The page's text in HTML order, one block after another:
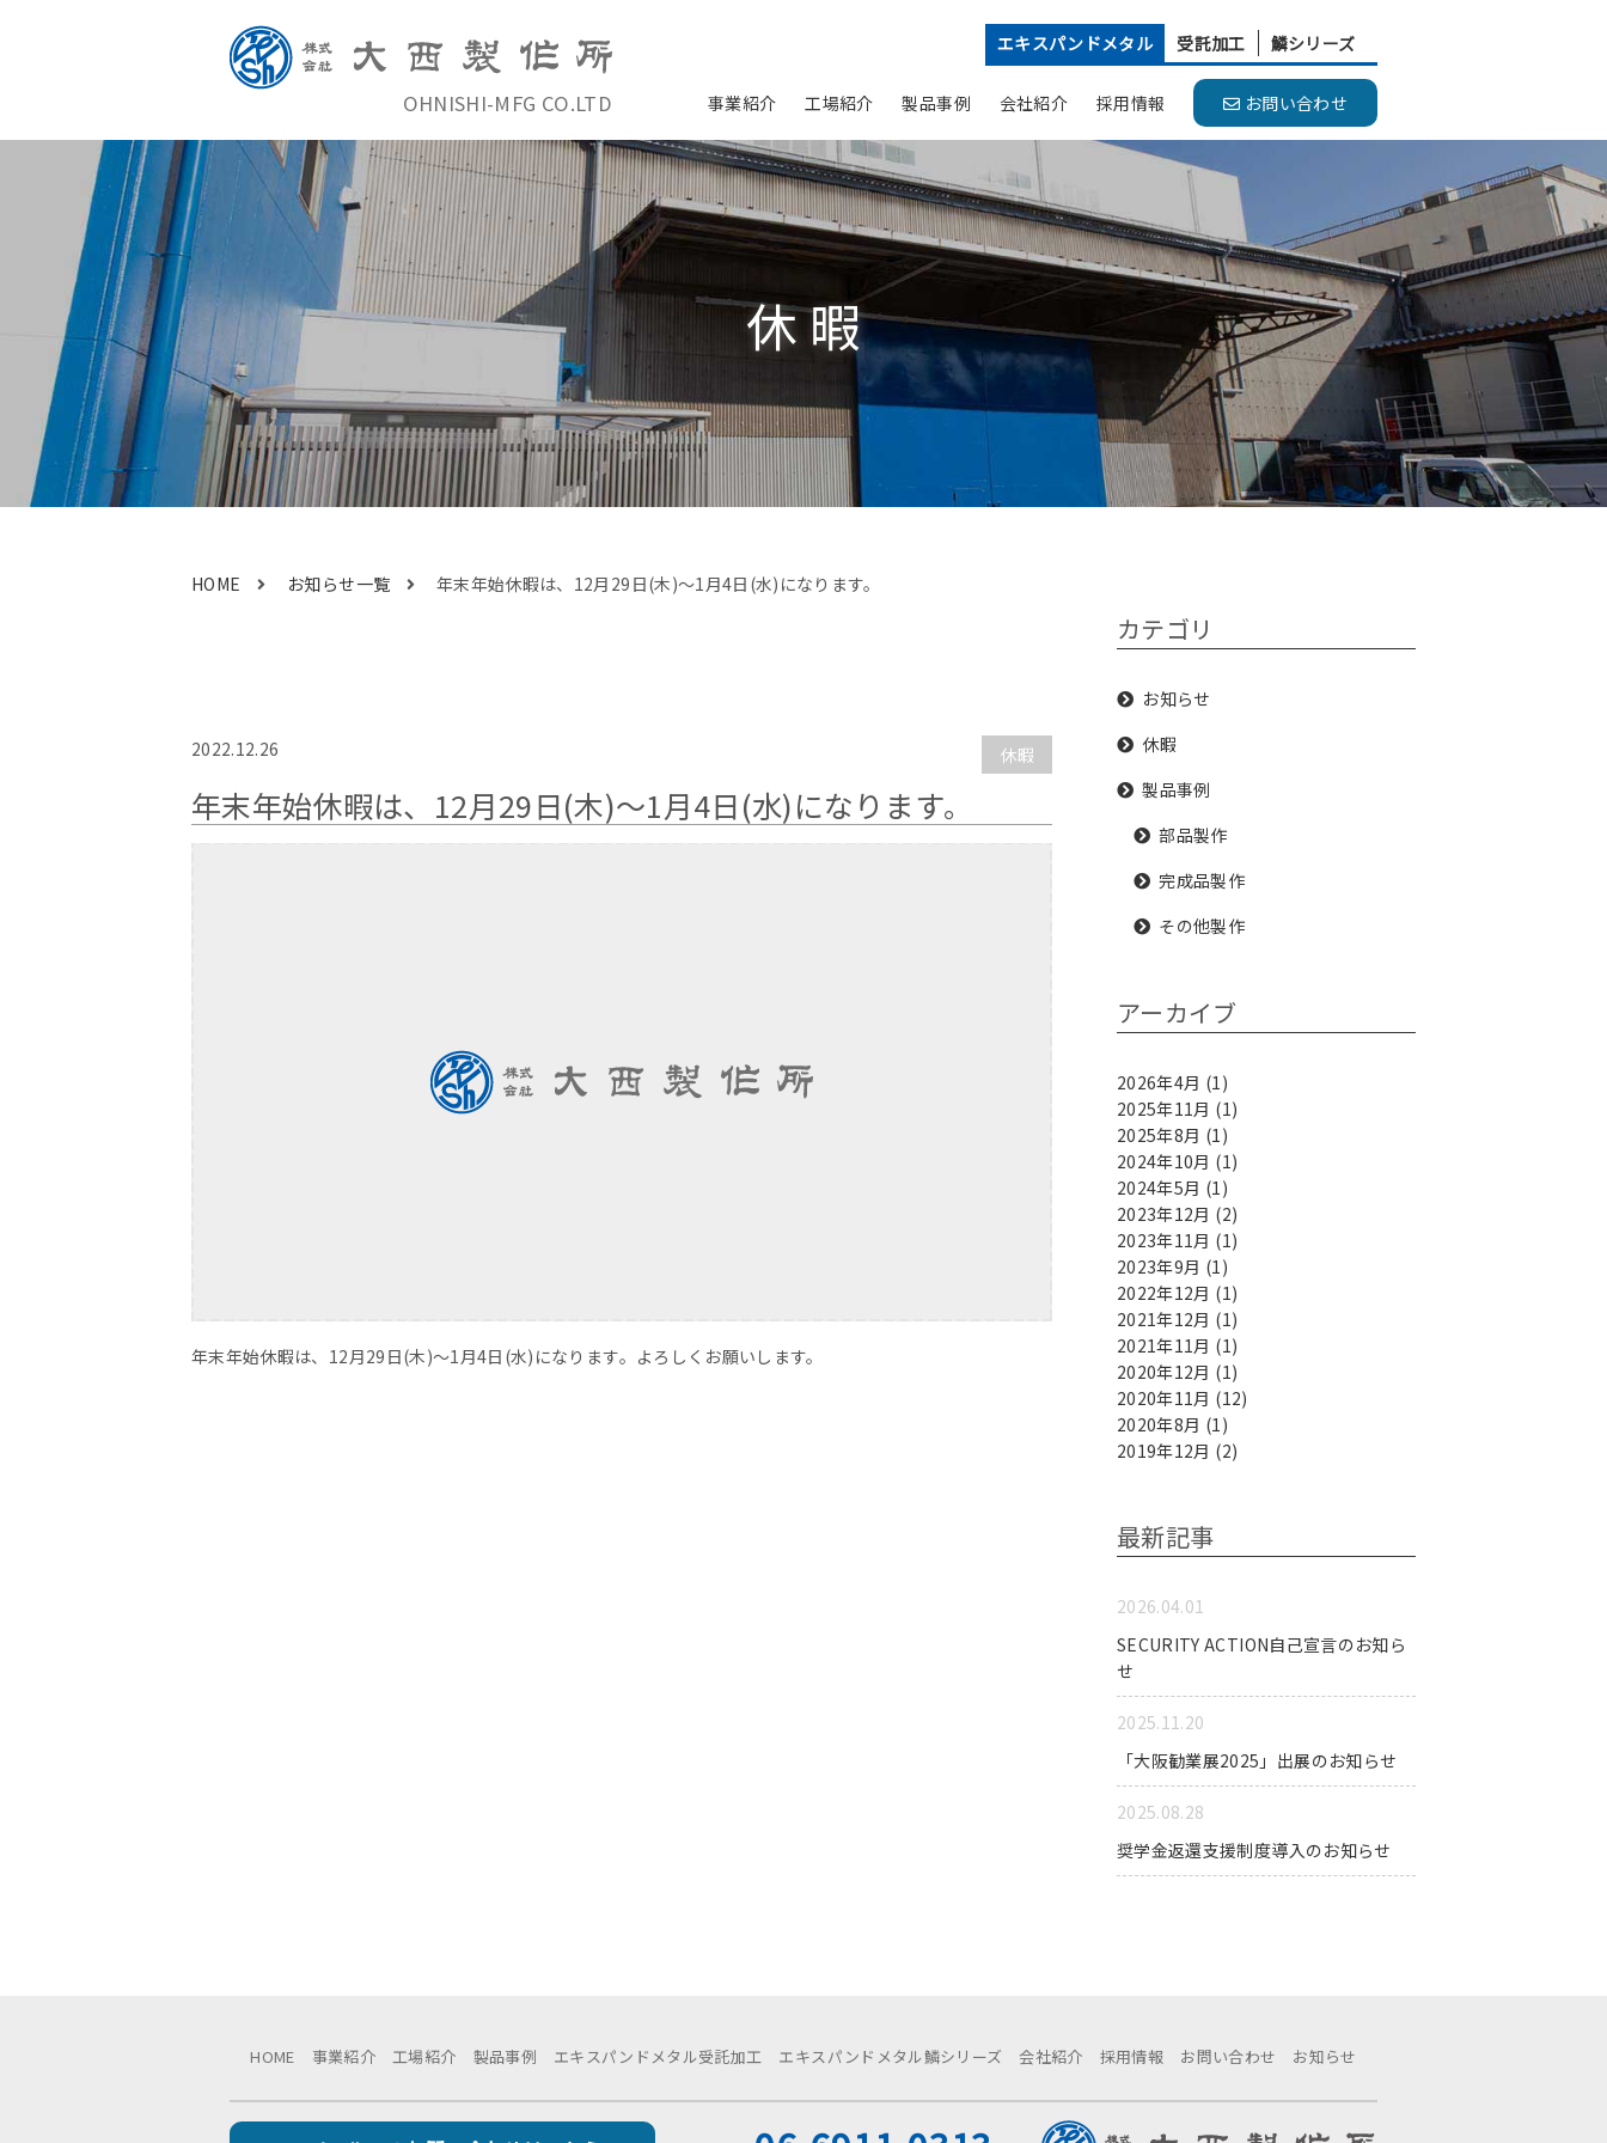
OHNISHI-MFG CO.LTD
エキスパンドメタル 受託加工 鱗シリーズ
事業紹介 工場紹介 製品事例 会社紹介 採用情報 お問い合わせ
休暇
HOME お知らせ一覧 年末年始休暇は、12月29日(木)～1月4日(水)になります。
2022.12.26 休暇
年末年始休暇は、12月29日(木)～1月4日(水)になります。
年末年始休暇は、12月29日(木)～1月4日(水)になります。よろしくお願いします。
カテゴリ
お知らせ
休暇
製品事例
部品製作
完成品製作
その他製作
アーカイブ
2026年4月 (1)
2025年11月 (1)
2025年8月 (1)
2024年10月 (1)
2024年5月 (1)
2023年12月 (2)
2023年11月 (1)
2023年9月 (1)
2022年12月 (1)
2021年12月 (1)
2021年11月 (1)
2020年12月 (1)
2020年11月 (12)
2020年8月 (1)
2019年12月 (2)
最新記事
2026.04.01
SECURITY ACTION自己宣言のお知ら
せ
2025.11.20
「大阪勧業展2025」出展のお知らせ
2025.08.28
奨学金返還支援制度導入のお知らせ
HOME 事業紹介 工場紹介 製品事例 エキスパンドメタル受託加工 エキスパンドメタル鱗シリーズ 会社紹介 採用情報 お問い合わせ お知らせ